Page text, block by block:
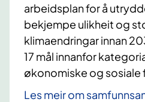
arbeidsplan for å
bekjempe ulikheit og
klimaendringar innan
17 mål innanfor
økonomiske og sosiale
Les meir om